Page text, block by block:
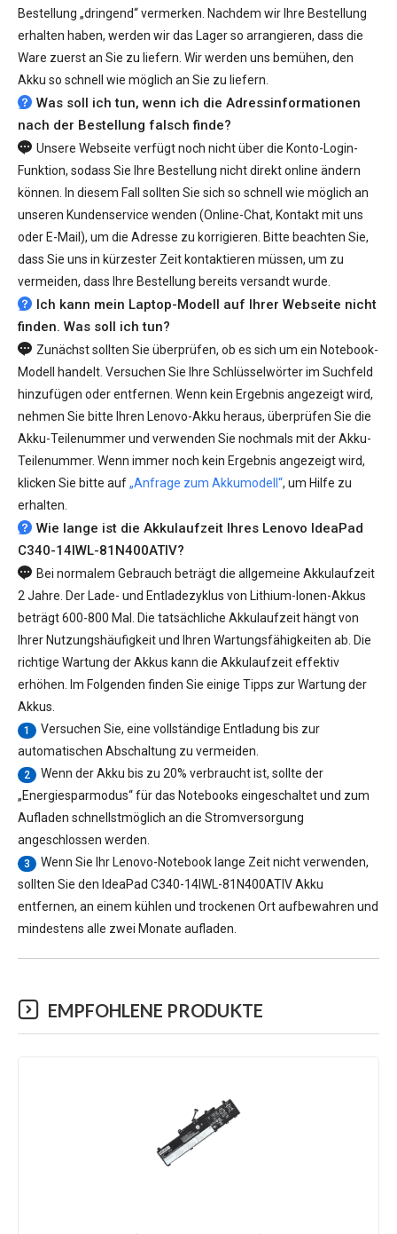
Bestellung „dringend“ vermerken. Nachdem wir Ihre Bestellung
erhalten haben, werden wir das Lager so arrangieren, dass die
Ware zuerst an Sie zu liefern. Wir werden uns bemühen, den
Akku so schnell wie möglich an Sie zu liefern.
Was soll ich tun, wenn ich die Adressinformationen
nach der Bestellung falsch finde?
Unsere Webseite verfügt noch nicht über die Konto-Login-
Funktion, sodass Sie Ihre Bestellung nicht direkt online ändern
können. In diesem Fall sollten Sie sich so schnell wie möglich an
unseren Kundenservice wenden (Online-Chat, Kontakt mit uns
oder E-Mail), um die Adresse zu korrigieren. Bitte beachten Sie,
dass Sie uns in kürzester Zeit kontaktieren müssen, um zu
vermeiden, dass Ihre Bestellung bereits versandt wurde.
Ich kann mein Laptop-Modell auf Ihrer Webseite nicht
finden. Was soll ich tun?
Zunächst sollten Sie überprüfen, ob es sich um ein Notebook-
Modell handelt. Versuchen Sie Ihre Schlüsselwörter im Suchfeld
hinzufügen oder entfernen. Wenn kein Ergebnis angezeigt wird,
nehmen Sie bitte Ihren Lenovo-Akku heraus, überprüfen Sie die
Akku-Teilenummer und verwenden Sie nochmals mit der Akku-
Teilenummer. Wenn immer noch kein Ergebnis angezeigt wird,
klicken Sie bitte auf„Anfrage zum Akkumodell“, um Hilfe zu
erhalten.
Wie lange ist die Akkulaufzeit Ihres Lenovo IdeaPad
C340-14IWL-81N400ATIV?
Bei normalem Gebrauch beträgt die allgemeine Akkulaufzeit
2 Jahre. Der Lade- und Entladezyklus von Lithium-Ionen-Akkus
beträgt 600-800 Mal. Die tatsächliche Akkulaufzeit hängt von
Ihrer Nutzungshäufigkeit und Ihren Wartungsfähigkeiten ab. Die
richtige Wartung der Akkus kann die Akkulaufzeit effektiv
erhöhen. Im Folgenden finden Sie einige Tipps zur Wartung der
Akkus.
1
Versuchen Sie, eine vollständige Entladung bis zur
automatischen Abschaltung zu vermeiden.
2
Wenn der Akku bis zu 20% verbraucht ist, sollte der
„Energiesparmodus“ für das Notebooks eingeschaltet und zum
Aufladen schnellstmöglich an die Stromversorgung
angeschlossen werden.
3
Wenn Sie Ihr Lenovo-Notebook lange Zeit nicht verwenden,
sollten Sie den IdeaPad C340-14IWL-81N400ATIV Akku
entfernen, an einem kühlen und trockenen Ort aufbewahren und
mindestens alle zwei Monate aufladen.
EMPFOHLENE PRODUKTE